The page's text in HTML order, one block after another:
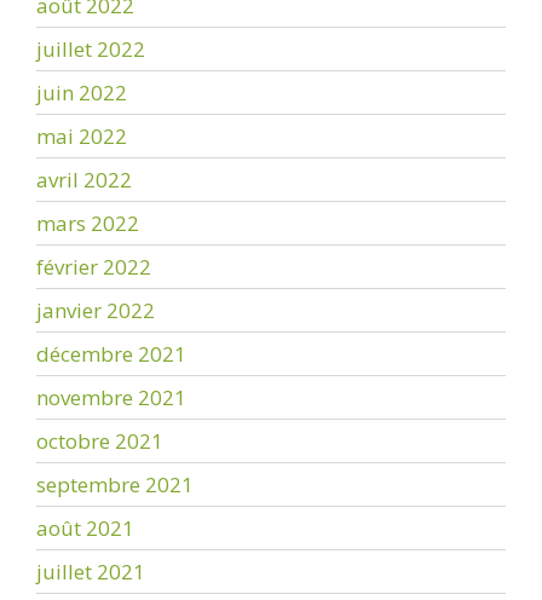
août 2022
juillet 2022
juin 2022
mai 2022
avril 2022
mars 2022
février 2022
janvier 2022
décembre 2021
novembre 2021
octobre 2021
septembre 2021
août 2021
juillet 2021